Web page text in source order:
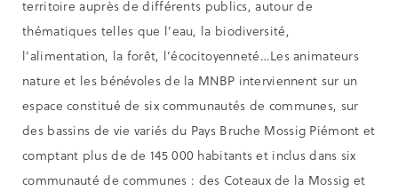
territoire auprès de différents publics, autour de
thématiques telles que l’eau, la biodiversité,
l’alimentation, la forêt, l’écocitoyenneté…Les animateurs
nature et les bénévoles de la MNBP interviennent sur un
espace constitué de six communautés de communes, sur
des bassins de vie variés du Pays Bruche Mossig Piémont et
comptant plus de de 145 000 habitants et inclus dans six
communauté de communes : des Coteaux de la Mossig et